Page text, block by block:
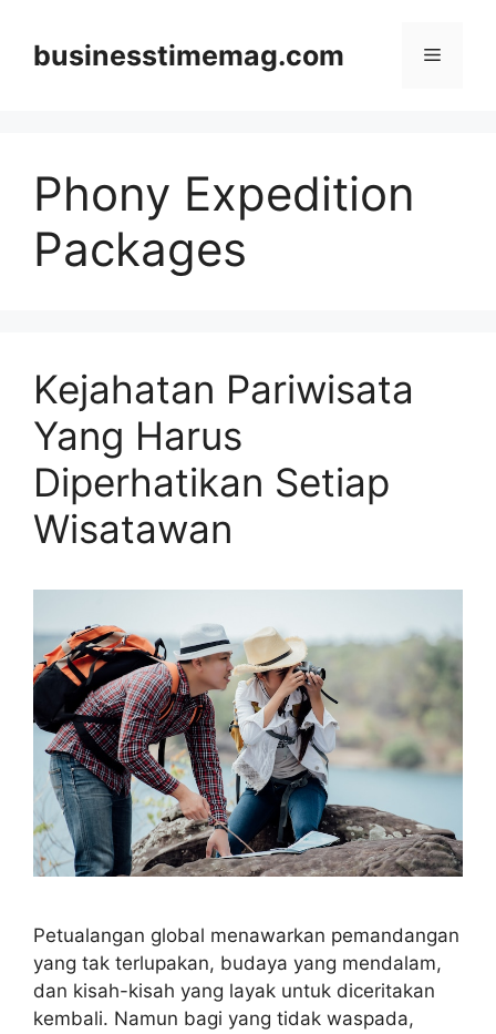
contentbusinesstimemag.com Menu
Phony Expedition
Packages
Kejahatan Pariwisata
Yang Harus
Diperhatikan Setiap
Wisatawan
Petualangan global menawarkan pemandangan
yang tak terlupakan, budaya yang mendalam,
dan kisah-kisah yang layak untuk diceritakan
kembali. Namun bagi yang tidak waspada,